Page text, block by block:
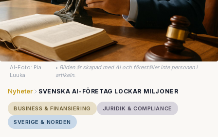
AI-Foto: Pia
Luuka
• Bilden är skapad med AI och föreställer inte personen i
artikeln.
Nyheter SVENSKA AI-FÖRETAG LOCKAR MILJONER
BUSINESS & FINANSIERING
JURIDIK & COMPLIANCE
SVERIGE & NORDEN